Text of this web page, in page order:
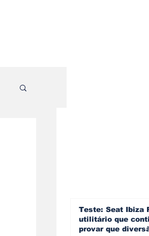
Teste: Seat Ibiza
utilitário que
provar que